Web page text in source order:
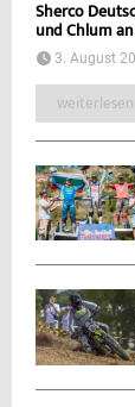
Sherco
und Chlum
3. August
weiterlesen